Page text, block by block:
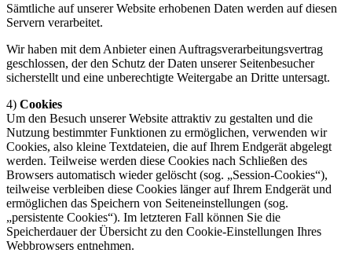
Sämtliche auf unserer Website erhobenen Daten werden auf diesen
Servern verarbeitet.
Wir haben mit dem Anbieter einen Auftragsverarbeitungsvertrag
geschlossen, der den Schutz der Daten unserer Seitenbesucher
sicherstellt und eine unberechtigte Weitergabe an Dritte untersagt.
4) Cookies
Um den Besuch unserer Website attraktiv zu gestalten und die
Nutzung bestimmter Funktionen zu ermöglichen, verwenden wir
Cookies, also kleine Textdateien, die auf Ihrem Endgerät abgelegt
werden. Teilweise werden diese Cookies nach Schließen des
Browsers automatisch wieder gelöscht (sog. „Session-Cookies“),
teilweise verbleiben diese Cookies länger auf Ihrem Endgerät und
ermöglichen das Speichern von Seiteneinstellungen (sog.
„persistente Cookies“). Im letzteren Fall können Sie die
Speicherdauer der Übersicht zu den Cookie-Einstellungen Ihres
Webbrowsers entnehmen.